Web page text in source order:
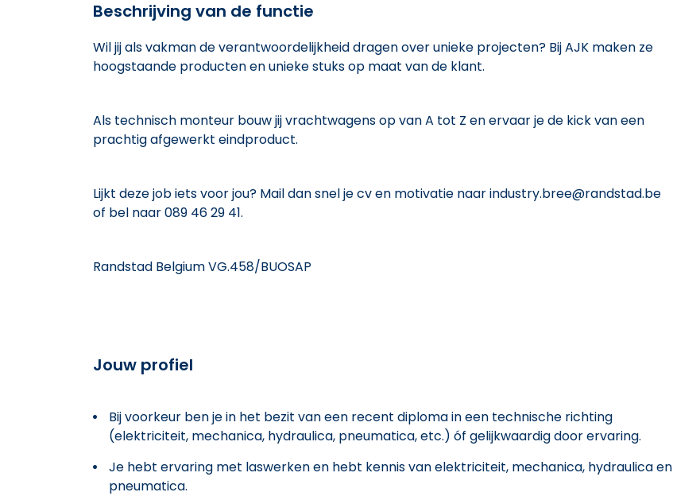
Beschrijving van de functie
Wil jij als vakman de verantwoordelijkheid dragen over unieke projecten? Bij AJK maken ze
hoogstaande producten en unieke stuks op maat van de klant.
Als technisch monteur bouw jij vrachtwagens op van A tot Z en ervaar je de kick van een
prachtig afgewerkt eindproduct.
Lijkt deze job iets voor jou? Mail dan snel je cv en motivatie naar industry.bree@randstad.be
of bel naar 089 46 29 41.
Randstad Belgium VG.458/BUOSAP
Jouw profiel
Bij voorkeur ben je in het bezit van een recent diploma in een technische richting
(elektriciteit, mechanica, hydraulica, pneumatica, etc.) óf gelijkwaardig door ervaring.
Je hebt ervaring met laswerken en hebt kennis van elektriciteit, mechanica, hydraulica en
pneumatica.